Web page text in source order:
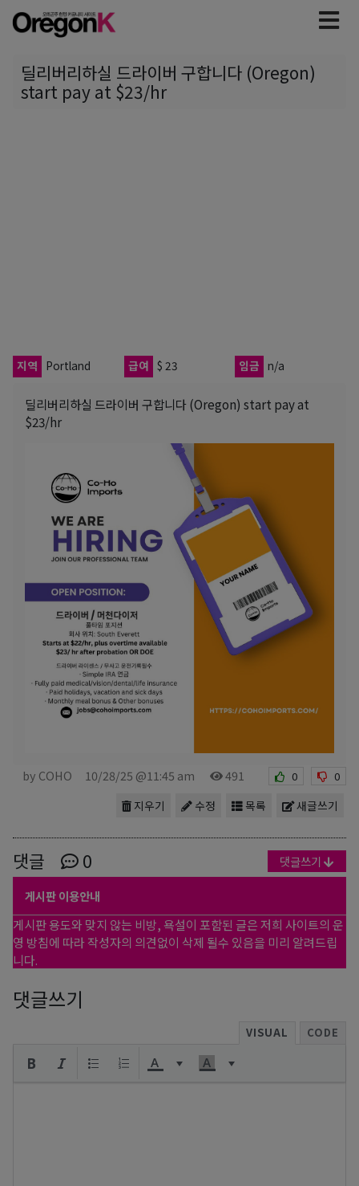
딜리버리하실 드라이버 구합니다 (Oregon)
start pay at $23/hr
지역 Portland 급여 $ 23 임금 n/a
딜리버리하실 드라이버 구합니다 (Oregon) start pay at
$23/hr
by COHO 10/28/25 @11:45 am 491 0 0
새글쓰기
목록
수정
지우기
댓글 0 댓글쓰기
게시판 이용안내
게시판 용도와 맞지 않는 비방, 욕설이 포함된 글은 저희 사이트의 운
영 방침에 따라 작성자의 의견없이 삭제 될수 있음을 미리 알려드립
니다.
댓글쓰기
VISUAL CODE